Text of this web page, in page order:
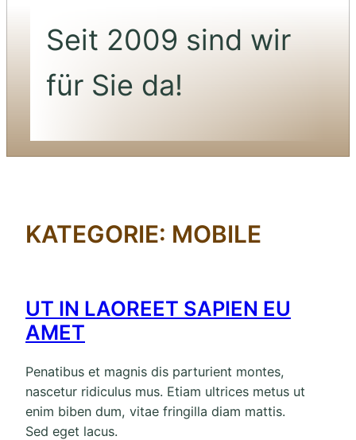
Seit 2009 sind wir
für Sie da!
KATEGORIE: MOBILE
UT IN LAOREET SAPIEN EU
AMET
Penatibus et magnis dis parturient montes,
nascetur ridiculus mus. Etiam ultrices metus ut
enim biben dum, vitae fringilla diam mattis.
Sed eget lacus.